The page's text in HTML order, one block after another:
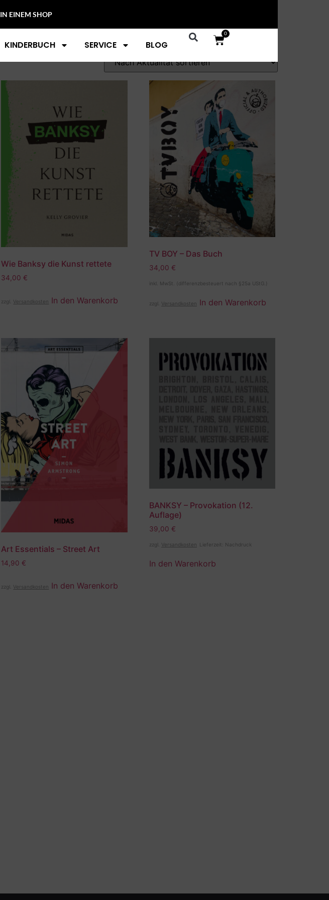
IN EINEM SHOP
KINDERBUCH SERVICE BLOG
0
Wie Banksy die Kunst rettete
34,00 €
zzgl. Versandkosten In den Warenkorb
TV BOY – Das Buch
34,00 €
inkl. MwSt. (differenzbesteuert nach §25a UStG.)
zzgl. Versandkosten In den Warenkorb
Art Essentials – Street Art
14,90 €
zzgl. Versandkosten In den Warenkorb
BANKSY – Provokation (12.
Auflage)
39,00 €
zzgl. Versandkosten Lieferzeit: Nachdruck
In den Warenkorb